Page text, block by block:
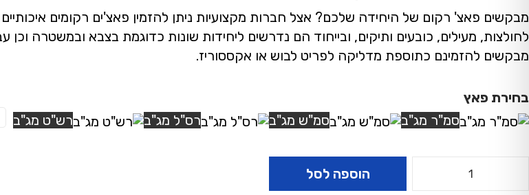
מבקשים פאצ' רקום של היחידה שלכם? אצל חברות מקצועיות ניתן להזמין פאצ'ים רקומים
לחולצות, מעילים, כובעים ותיקים, ובייחוד הם נדרשים ליחידות שונות כדוגמת בצבא ובמשטרה וכן
מבקשים להזמינם כתוספת מדליקה לפריט לבוש או אקססוריז.
בחירת פאץ
סמ"ר מג"ב
סמ"ש מג"ב רס"ל מג"ב רש"ט מג"ב
הוספה לסל